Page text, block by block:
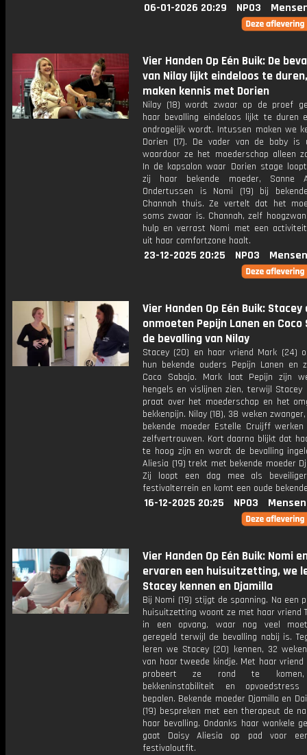
06-01-2026 20:29 NPO3
Vier Handen Op Eén Buik: De
van Nilay lijkt eindeloos te
maken kennis met Dorien
Nilay (18) wordt zwaar op de proef
haar bevalling eindeloos lijkt te duren
ondragelijk wordt. Intussen maken we
Dorien (17). De vader van de baby is
waardoor ze het moederschap alleen
In de kapsalon waar Dorien stage
zij haar bekende moeder, Sanne
Ondertussen is Nomi (19) bij
Channah thuis. Ze vertelt dat het
soms zwaar is. Channah, zelf
hulp en verrast Nomi met een
uit haar comfortzone haalt.
23-12-2025 20:25 NPO3
Vier Handen Op Eén Buik: Stacey
onmoeten Pepijn Lanen en Coco
de bevalling van Nilay
Stacey (20) en haar vriend Mark (24)
hun bekende ouders Pepijn Lanen en
Coco Sabajo. Mark laat Pepijn zijn
hengels en vislijnen zien, terwijl Stacey
praat over het moederschap en het
bekkenpijn. Nilay (18), 38 weken
bekende moeder Estelle Cruijff
zelfvertrouwen. Kort daarna blijkt dat
te hoog zijn en wordt de bevalling
Aliesia (19) trekt met bekende moeder
Zij loopt een dag mee als
festivalterrein en komt een oude
16-12-2025 20:25 NPO3
Vier Handen Op Eén Buik: Nomi
ervaren een huisuitzetting, we
Stacey kennen en Djamilla
Bij Nomi (19) stijgt de spanning. Na een
huisuitzetting woont ze met haar vriend
in een opvang, waar nog veel
geregeld terwijl de bevalling nabij is.
leren we Stacey (20) kennen, 32
van haar tweede kindje. Met haar vriend
probeert ze rond te
bekkeninstabiliteit en
bepalen. Bekende moeder Djamilla en
(19) bespreken met een therapeut de
haar bevalling. Ondanks haar wankele
gaat Daisy Aliesia op pad voor
festivaloutfit.